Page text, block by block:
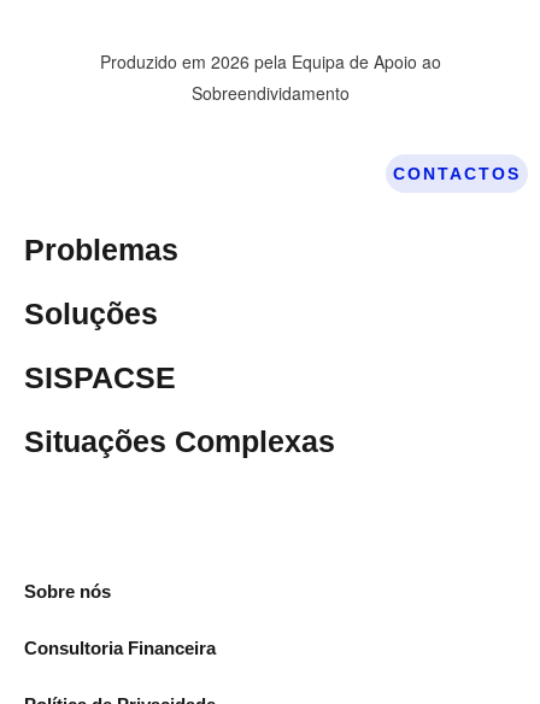
Produzido em 2026 pela Equipa de Apoio ao
Sobreendividamento
CONTACTOS
Problemas
Soluções
SISPACSE
Situações Complexas
Sobre nós
Consultoria Financeira